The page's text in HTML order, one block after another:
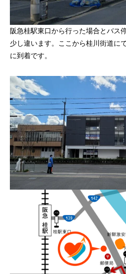
阪急桂駅東口から行った場合とバス
少し違います。ここから桂川街道に
に到着です。